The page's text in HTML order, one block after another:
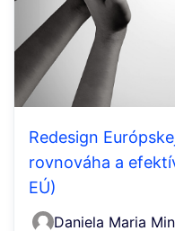
Redesign
rovnováha a
EÚ)
Daniela Maria